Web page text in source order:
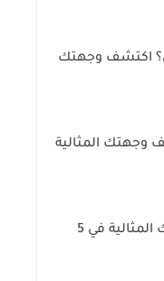
اكتشف وجهتك
وجهتك المثالية
كويز السفر: اكتشف وجهتك المثالية في 5